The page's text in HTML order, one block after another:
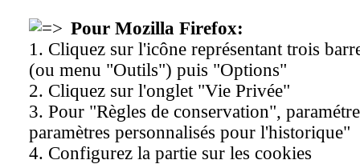
Pour Mozilla Firefox:
1. Cliquez sur l'icône représentant trois
(ou menu "Outils") puis "Options"
2. Cliquez sur l'onglet "Vie Privée"
3. Pour "Règles de conservation",
paramètres personnalisés pour l'historique"
4. Configurez la partie sur les cookies